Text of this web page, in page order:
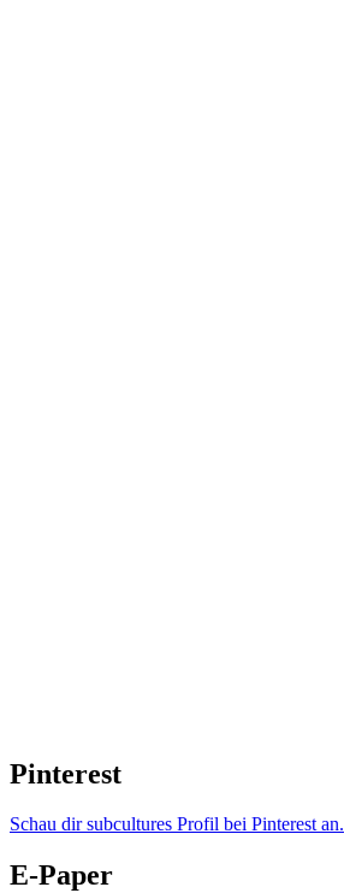
Pinterest
Schau dir subcultures Profil bei Pinterest an.
E-Paper